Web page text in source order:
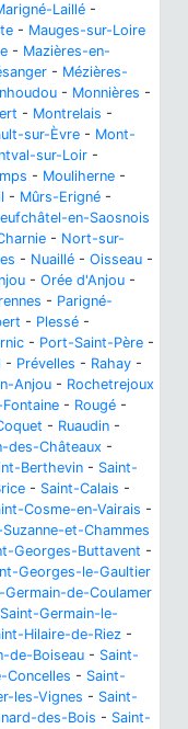
Laillé -
- Mauges-sur-Loire
- Mazières-en-
- Mézières-
- Monnières -
- Montrelais -
sur-Èvre - Mont-
sur-Loir -
- Mouliherne -
- Mûrs-Erigné -
en-Saosnois
- Nort-sur-
- Nuaillé - Oisseau -
- Orée d'Anjou -
- Parigné-
- Plessé -
- Port-Saint-Père -
- Prévelles - Rahay -
Anjou - Rochetrejoux
- Rougé -
- Ruaudin -
des-Châteaux -
Berthevin - Saint-
- Saint-Calais -
Cosme-en-Vairais -
Suzanne-et-Chammes
Georges-Buttavent -
Georges-le-Gaultier
Germain-de-Coulamer
Saint-Germain-le-
Hilaire-de-Riez -
de-Boiseau - Saint-
Concelles - Saint-
les-Vignes - Saint-
des-Bois - Saint-